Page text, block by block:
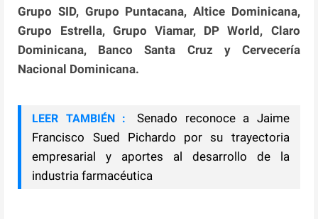
Grupo SID, Grupo Puntacana, Altice Dominicana,
Grupo Estrella, Grupo Viamar, DP World, Claro
Dominicana, Banco Santa Cruz y Cervecería
Nacional Dominicana.
LEER TAMBIÉN :
Senado reconoce a Jaime
Francisco Sued Pichardo por su trayectoria
empresarial y aportes al desarrollo de la
industria farmacéutica